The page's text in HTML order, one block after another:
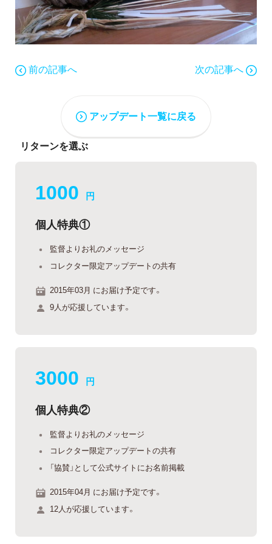
前の記事へ 次の記事へ
アップデート一覧に戻る
リターンを選ぶ
1000 円
個人特典①
監督よりお礼のメッセージ
コレクター限定アップデートの共有
2015年03月 にお届け予定です。
9人が応援しています。
3000 円
個人特典②
監督よりお礼のメッセージ
コレクター限定アップデートの共有
「協賛」として公式サイトにお名前掲載
2015年04月 にお届け予定です。
12人が応援しています。